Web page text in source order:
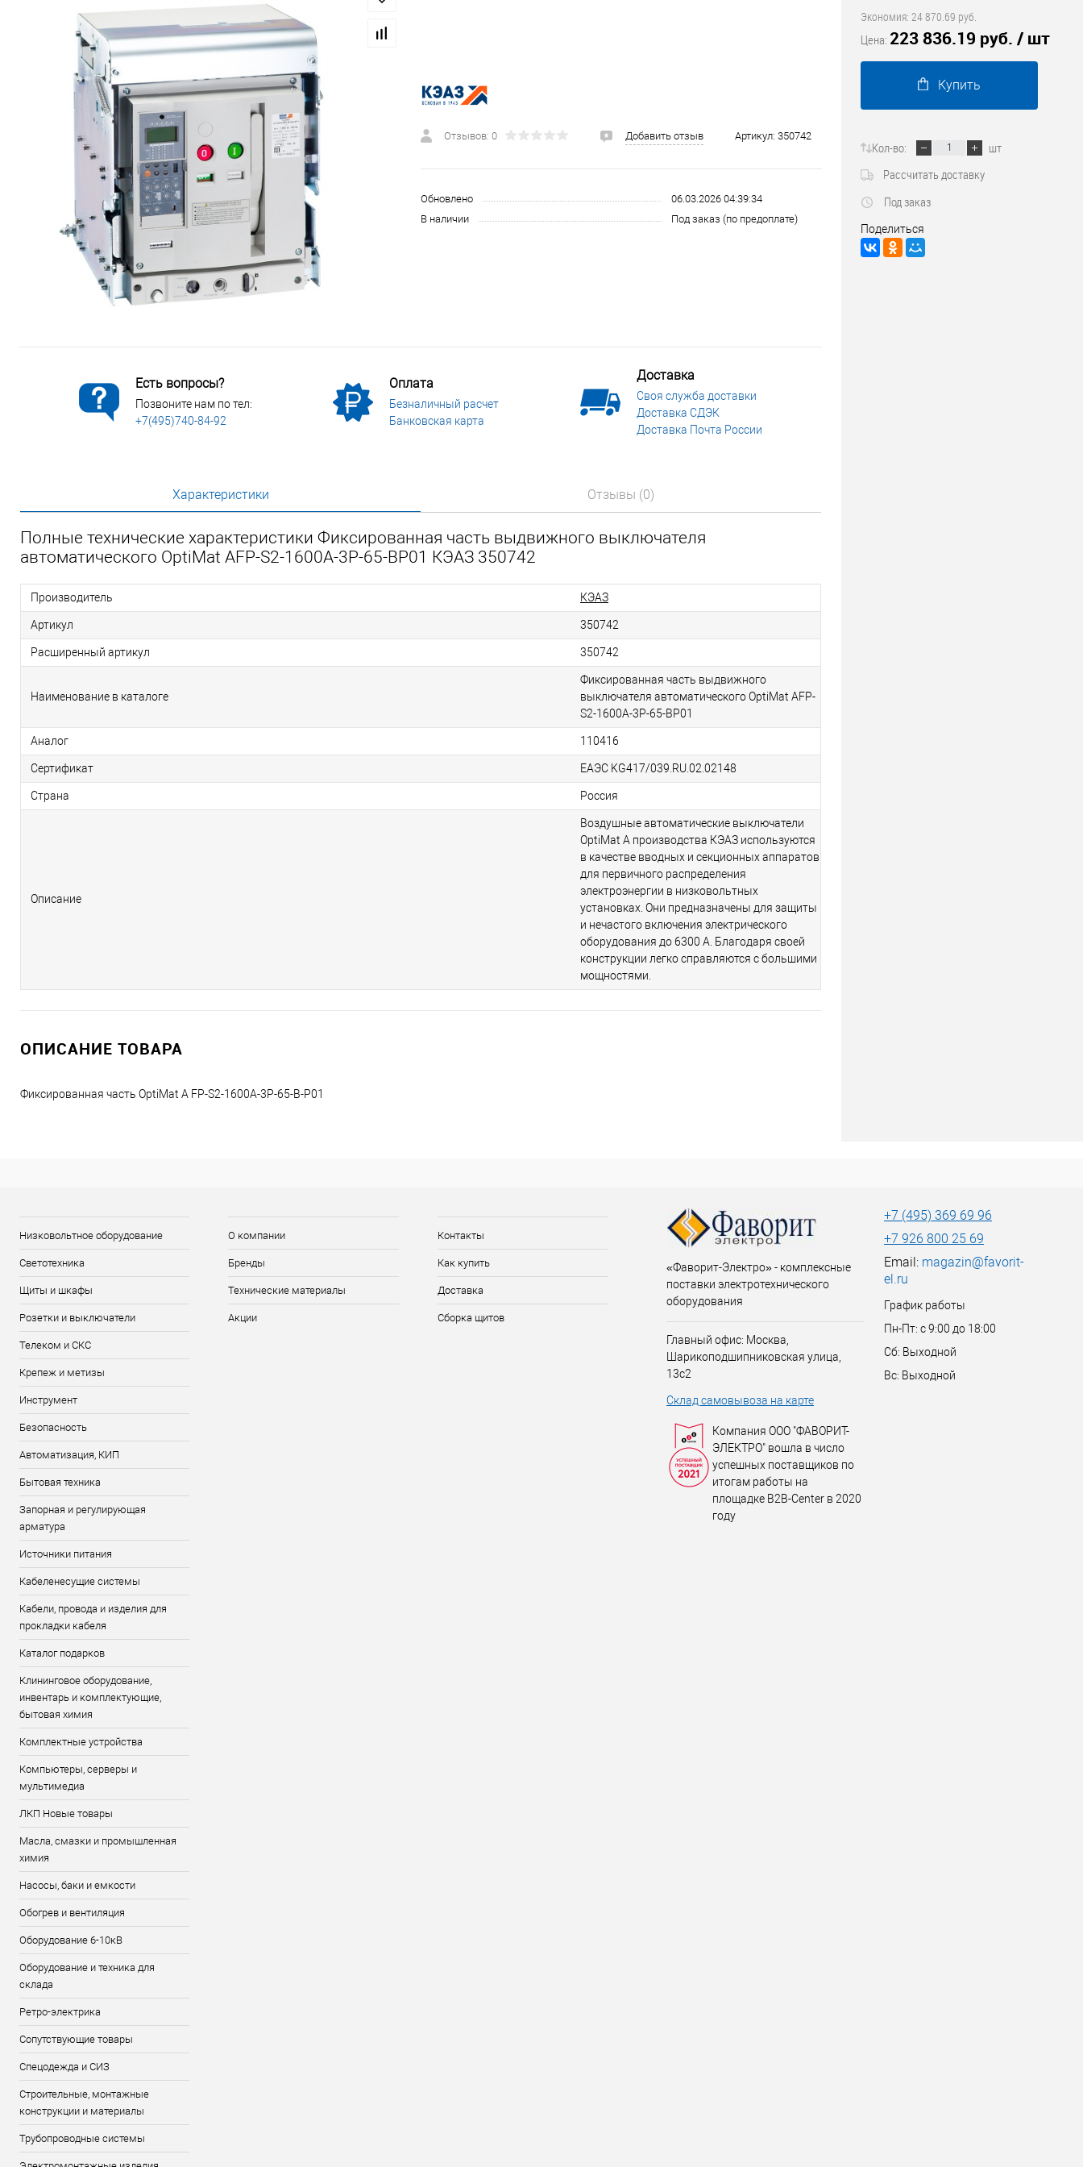
Трубопроводные системы
Электромонтажные изделия
Отзывов: 0 Добавить отзыв Артикул: 350742
Обновлено
06.03.2026 04:39:34
В наличии
Под заказ (по предоплате)
Есть вопросы?
Позвоните нам по тел:
+7(495)740-84-92
Оплата
Безналичный расчет
Банковская карта
Доставка
Своя служба доставки
Доставка СДЭК
Доставка Почта России
Характеристики Отзывы (0)
Полные технические характеристики Фиксированная часть выдвижного выключателя
автоматического OptiMat AFP-S2-1600A-3P-65-BP01 КЭАЗ 350742
Производитель КЭАЗ
Артикул 350742
Расширенный артикул 350742
Наименование в каталоге
Фиксированная часть выдвижного
выключателя автоматического OptiMat AFP-
S2-1600A-3P-65-BP01
Аналог 110416
Сертификат ЕАЭС KG417/039.RU.02.02148
Страна Россия
Описание
Воздушные автоматические выключатели
OptiMat А производства КЭАЗ используются
в качестве вводных и секционных аппаратов
для первичного распределения
электроэнергии в низковольтных
установках. Они предназначены для защиты
и нечастого включения электрического
оборудования до 6300 A. Благодаря своей
конструкции легко справляются с большими
мощностями.
ОПИСАНИЕ ТОВАРА
Фиксированная часть OptiMat A FP-S2-1600A-3P-65-B-P01
Экономия: 24 870.69 руб.
Цена: 223 836.19 руб. / шт
Купить
Кол-во:
шт
Рассчитать доставку
Под заказ
Поделиться
Низковольтное оборудование
Светотехника
Щиты и шкафы
Розетки и выключатели
Телеком и СКС
Крепеж и метизы
Инструмент
Безопасность
Автоматизация, КИП
Бытовая техника
Запорная и регулирующая
арматура
Источники питания
Кабеленесущие системы
Кабели, провода и изделия для
прокладки кабеля
Каталог подарков
Клининговое оборудование,
инвентарь и комплектующие,
бытовая химия
Комплектные устройства
Компьютеры, серверы и
мультимедиа
ЛКП Новые товары
Масла, смазки и промышленная
химия
Насосы, баки и емкости
Обогрев и вентиляция
Оборудование 6-10кВ
Оборудование и техника для
склада
Ретро-электрика
Сопутствующие товары
Спецодежда и СИЗ
Строительные, монтажные
конструкции и материалы
Трубопроводные системы
О компании
Бренды
Технические материалы
Акции
Контакты
Как купить
Доставка
Сборка щитов
«Фаворит-Электро» - комплексные
поставки электротехнического
оборудования
Главный офис: Москва,
Шарикоподшипниковская улица,
13с2
Склад самовывоза на карте
Компания ООО "ФАВОРИТ-
ЭЛЕКТРО" вошла в число
успешных поставщиков по
итогам работы на
площадке B2B-Center в 2020
году
+7 (495) 369 69 96
+7 926 800 25 69
Email: magazin@favorit-
el.ru
График работы
Пн-Пт: с 9:00 до 18:00
Сб: Выходной
Вс: Выходной